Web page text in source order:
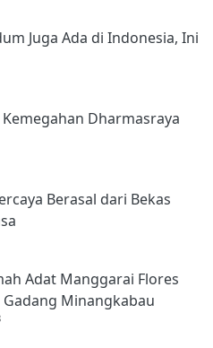
Juga Ada di Indonesia, Ini
Dharmasraya
Berasal dari Bekas
Adat Manggarai Flores
Minangkabau